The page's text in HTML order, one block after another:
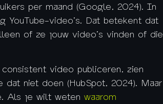
per maand (Google, 2024). In
YouTube-video’s. Dat betekent dat
of ze jouw video’s vinden of die
video publiceren, zien
niet doen (HubSpot, 2024). Maar
Als je wilt weten waarom